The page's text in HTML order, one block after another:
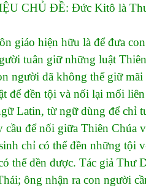
CHỦ ĐỀ: Đức Kitô là
hiện hữu là để đưa con
tuân giữ những luật
người đã không thể giữ
để đền tội và nối lại mối
Latin, từ ngữ dùng để chỉ
cầu để nối giữa Thiên Chúa
chỉ có thể đền những tội
thể đền được. Tác giả Thư
ông nhận ra con người